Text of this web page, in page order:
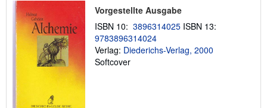
Vorgestellte Ausgabe
ISBN 10: 3896314025 ISBN 13:
9783896314024
Verlag: Diederichs-Verlag, 2000
Softcover